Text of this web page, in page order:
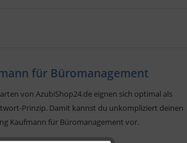
für Büromanagement
von AzubiShop24.de eignen sich optimal als
Prinzip. Damit kannst du unkompliziert deinen
Kaufmann für Büromanagement vor.